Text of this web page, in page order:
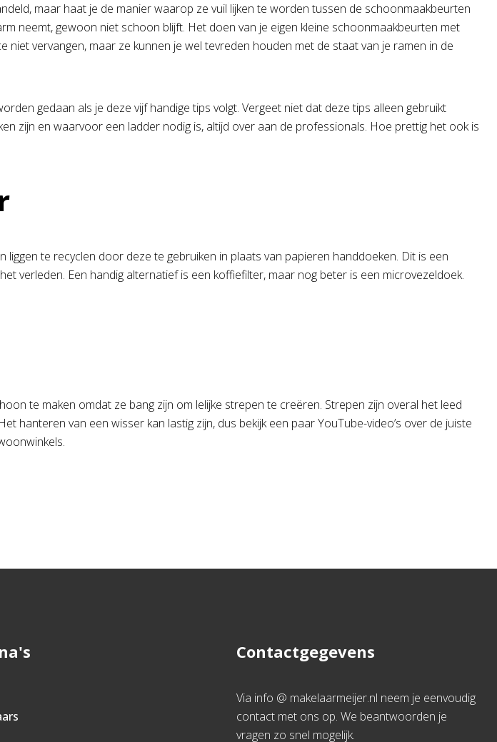
maar haat je de manier waarop ze vuil lijken te worden tussen de schoonmaakbeurten
neemt, gewoon niet schoon blijft. Het doen van je eigen kleine schoonmaakbeurten met
vervangen, maar ze kunnen je wel tevreden houden met de staat van je ramen in de
gedaan als je deze vijf handige tips volgt. Vergeet niet dat deze tips alleen gebruikt
zijn en waarvoor een ladder nodig is, altijd over aan de professionals. Hoe prettig het ook is
te recyclen door deze te gebruiken in plaats van papieren handdoeken. Dit is een
verleden. Een handig alternatief is een koffiefilter, maar nog beter is een microvezeldoek.
te maken omdat ze bang zijn om lelijke strepen te creëren. Strepen zijn overal het leed
hanteren van een wisser kan lastig zijn, dus bekijk een paar YouTube-video’s over de juiste
Contactgegevens
Via info @ makelaarmeijer.nl neem je eenvoudig
contact met ons op. We beantwoorden je
vragen zo snel mogelijk.